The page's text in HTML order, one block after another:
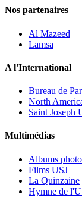
Nos partenaires
Al Mazeed
Lamsa
A l'International
Bureau de
North
Saint Joseph
Multimédias
Albums
Films USJ
La Quinzaine
Hymne de